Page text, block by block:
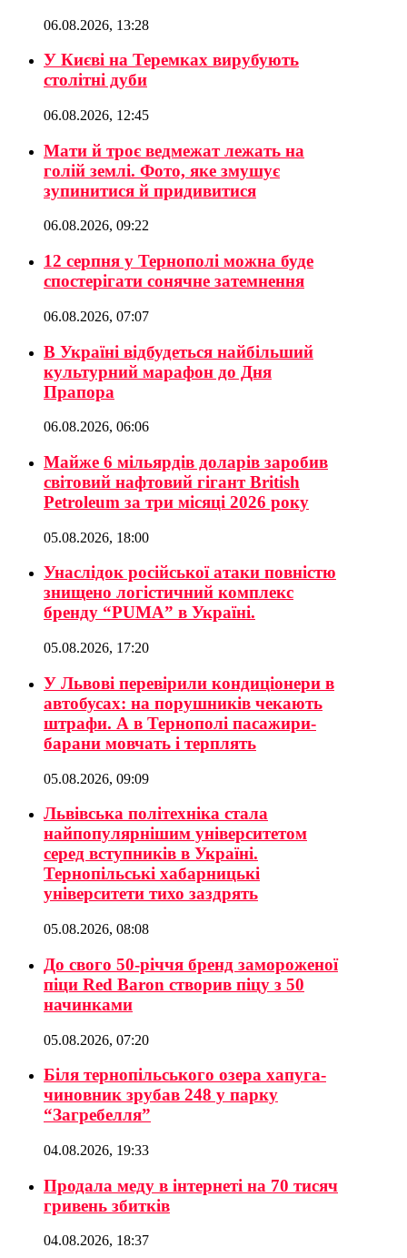
06.08.2026, 13:28
У Києві на Теремках вирубують
столітні дуби
06.08.2026, 12:45
Мати й троє ведмежат лежать на
голій землі. Фото, яке змушує
зупинитися й придивитися
06.08.2026, 09:22
12 серпня у Тернополі можна буде
спостерігати сонячне затемнення
06.08.2026, 07:07
В Україні відбудеться найбільший
культурний марафон до Дня
Прапора
06.08.2026, 06:06
Майже 6 мільярдів доларів заробив
світовий нафтовий гігант British
Petroleum за три місяці 2026 року
05.08.2026, 18:00
Унаслідок російської атаки повністю
знищено логістичний комплекс
бренду “PUMA” в Україні.
05.08.2026, 17:20
У Львові перевірили кондиціонери в
автобусах: на порушників чекають
штрафи. А в Тернополі пасажири-
барани мовчать і терплять
05.08.2026, 09:09
Львівська політехніка стала
найпопулярнішим університетом
серед вступників в Україні.
Тернопільські хабарницькі
університети тихо заздрять
05.08.2026, 08:08
До свого 50-річчя бренд замороженої
піци Red Baron створив піцу з 50
начинками
05.08.2026, 07:20
Біля тернопільського озера хапуга-
чиновник зрубав 248 у парку
“Загребелля”
04.08.2026, 19:33
Продала меду в інтернеті на 70 тисяч
гривень збитків
04.08.2026, 18:37